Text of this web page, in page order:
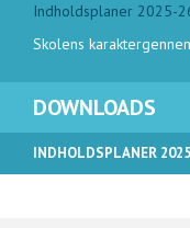
Indholdsplaner 2025-
Skolens
DOWNLOADS
INDHOLDSPLANER